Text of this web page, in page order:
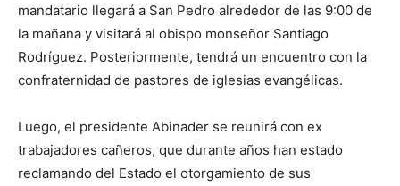
mandatario llegará a San Pedro alrededor de las 9:00 de
la mañana y visitará al obispo monseñor Santiago
Rodríguez. Posteriormente, tendrá un encuentro con la
confraternidad de pastores de iglesias evangélicas.
Luego, el presidente Abinader se reunirá con ex
trabajadores cañeros, que durante años han estado
reclamando del Estado el otorgamiento de sus